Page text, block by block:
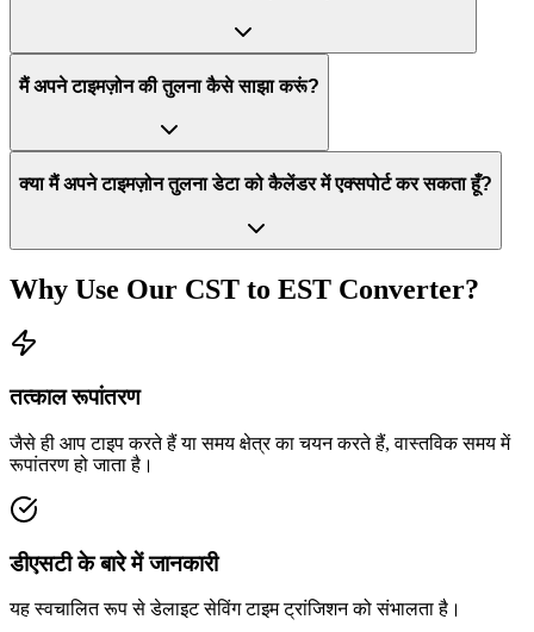
मैं अपने टाइमज़ोन की तुलना कैसे साझा करूं?
क्या मैं अपने टाइमज़ोन तुलना डेटा को कैलेंडर में एक्सपोर्ट कर सकता हूँ?
Why Use Our CST to EST Converter?
तत्काल रूपांतरण
जैसे ही आप टाइप करते हैं या समय क्षेत्र का चयन करते हैं, वास्तविक समय में
रूपांतरण हो जाता है।
डीएसटी के बारे में जानकारी
यह स्वचालित रूप से डेलाइट सेविंग टाइम ट्रांजिशन को संभालता है।